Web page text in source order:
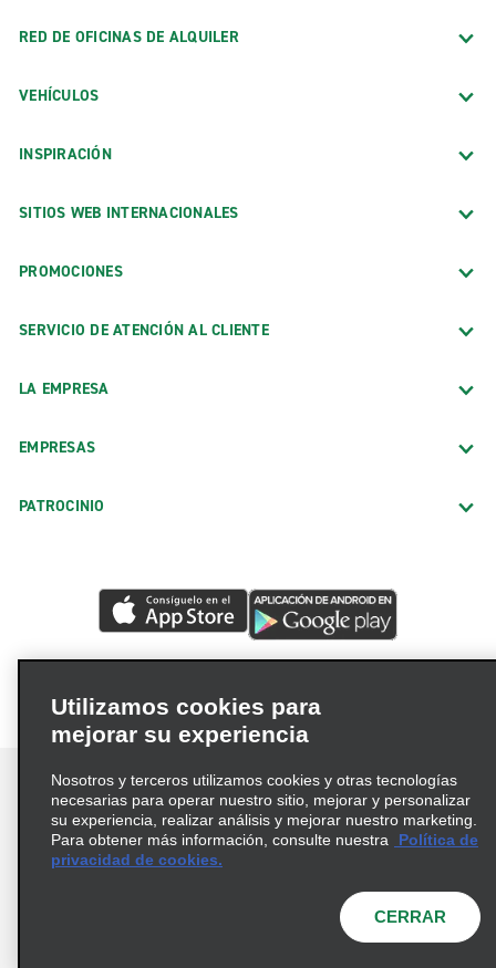
RED DE OFICINAS DE ALQUILER
VEHÍCULOS
INSPIRACIÓN
SITIOS WEB INTERNACIONALES
PROMOCIONES
SERVICIO DE ATENCIÓN AL CLIENTE
LA EMPRESA
EMPRESAS
PATROCINIO
Términos de uso
Política de privacidad
© 2026 Enterprise Holdings, Inc. Todos los derechos
Utilizamos cookies para
mejorar su experiencia
Nosotros y terceros utilizamos cookies y otras tecnologías
necesarias para operar nuestro sitio, mejorar y personalizar
su experiencia, realizar análisis y mejorar nuestro marketing.
Para obtener más información, consulte nuestra
Política de
privacidad de cookies.
CERRAR